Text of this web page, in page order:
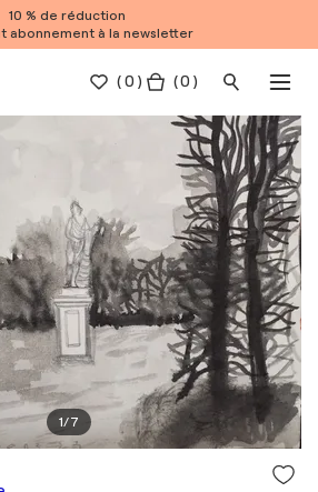
10 % de réduction
abonnement à la newsletter
(0 ) ( 0 )
1/7